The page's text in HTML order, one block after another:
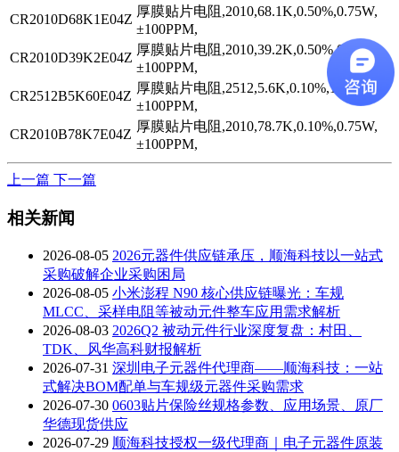
CR2010D68K1E04Z
厚膜贴片电阻,2010,68.1K,0.50%,0.75W,
±100PPM,
CR2010D39K2E04Z
厚膜贴片电阻,2010,39.2K,0.50%,0.75W,
±100PPM,
CR2512B5K60E04Z
厚膜贴片电阻,2512,5.6K,0.10%,1W,
±100PPM,
CR2010B78K7E04Z
厚膜贴片电阻,2010,78.7K,0.10%,0.75W,
±100PPM,
上一篇 下一篇
相关新闻
2026-08-05 2026元器件供应链承压，顺海科技以一站式
采购破解企业采购困局
2026-08-05 小米澎程 N90 核心供应链曝光：车规
MLCC、采样电阻等被动元件整车应用需求解析
2026-08-03 2026Q2 被动元件行业深度复盘：村田、
TDK、风华高科财报解析
2026-07-31 深圳电子元器件代理商——顺海科技：一站
式解决BOM配单与车规级元器件采购需求
2026-07-30 0603贴片保险丝规格参数、应用场景、原厂
华德现货供应
2026-07-29 顺海科技授权一级代理商｜电子元器件原装